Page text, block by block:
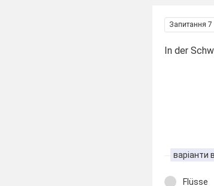
Запитання 7
In der
варіанти
Flüsse